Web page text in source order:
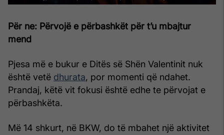
Për ne: Përvojë e përbashkët për t’u mbajtur
mend
Pjesa më e bukur e Ditës së Shën Valentinit nuk
është vetë dhurata, por momenti që ndahet.
Prandaj, këtë vit fokusi është edhe te përvojat e
përbashkëta.
Më 14 shkurt, në BKW, do të mbahet një aktivitet